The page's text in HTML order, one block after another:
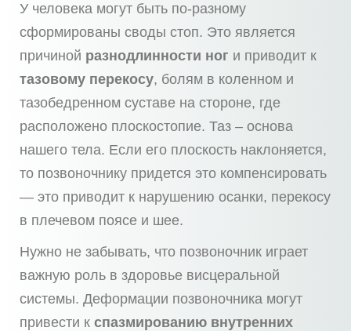
У человека могут быть по-разному
сформированы своды стоп. Это является
причиной разнодлинности ног и приводит к
тазовому перекосу, болям в коленном и
тазобедренном суставе на стороне, где
расположено плоскостопие. Таз – основа
нашего тела. Если его плоскость наклоняется,
то позвоночнику придется это компенсировать
— это приводит к нарушению осанки, перекосу
в плечевом поясе и шее.
Нужно не забывать, что позвоночник играет
важную роль в здоровье висцеральной
системы. Деформации позвоночника могут
привести к спазмированию внутренних